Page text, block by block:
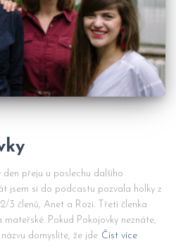
přeju u poslechu dalšího
jsem si do podcastu pozvala holky z
3 členů, Anet a Rozi. Třetí členka
Pokud Pokojovky neznáte,
domyslíte, že jde Číst více